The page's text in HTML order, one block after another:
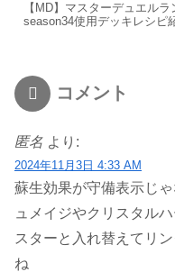
【MD】マスターデュエルラ
season34使用デッキレシピ
コメント
匿名 より:
2024年11月3日 4:33 AM
蘇生効果が守備表示じ
ュメイジやクリスタル
スターと入れ替えてリ
ね